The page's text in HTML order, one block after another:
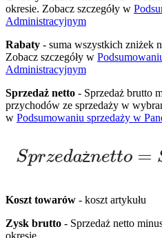
okresie. Zobacz szczegóły w
Administracyjnym
Rabaty - suma wszystkich zniżek
Zobacz szczegóły w
Administracyjnym
Sprzedaż netto - Sprzedaż brutto
przychodów ze sprzedaży w
w Podsumowaniu sprzedaży w
Koszt towarów - koszt artykułu
Zysk brutto - Sprzedaż netto